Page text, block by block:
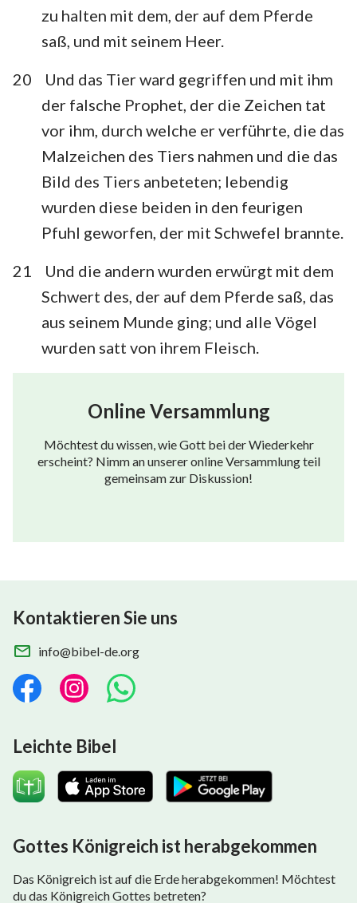
zu halten mit dem, der auf dem Pferde
saß, und mit seinem Heer.
20
Und das Tier ward gegriffen und mit ihm
der falsche Prophet, der die Zeichen tat
vor ihm, durch welche er verführte, die das
Malzeichen des Tiers nahmen und die das
Bild des Tiers anbeteten; lebendig
wurden diese beiden in den feurigen
Pfuhl geworfen, der mit Schwefel brannte.
21
Und die andern wurden erwürgt mit dem
Schwert des, der auf dem Pferde saß, das
aus seinem Munde ging; und alle Vögel
wurden satt von ihrem Fleisch.
Online Versammlung
Möchtest du wissen, wie Gott bei der Wiederkehr
erscheint? Nimm an unserer online Versammlung teil
gemeinsam zur Diskussion!
Kontaktieren Sie uns
info@bibel-de.org
Leichte Bibel
Gottes Königreich ist herabgekommen
Das Königreich ist auf die Erde herabgekommen! Möchtest
du das Königreich Gottes betreten?